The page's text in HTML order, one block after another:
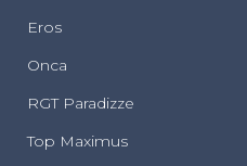
Eros
Onca
RGT Paradizze
Top Maximus